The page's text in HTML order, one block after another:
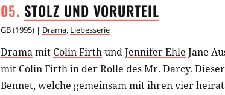
STOLZ UND VORURTEIL
GB(1995) | Drama, Liebesserie
Dramamit Colin FirthundJennifer Ehle Jane
mit Colin Firth in der Rolle des Mr. Darcy.
Bennet, welche gemeinsam mit ihren vier